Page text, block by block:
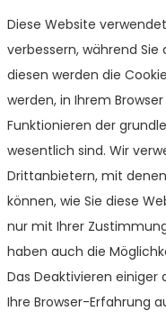
Diese Website
verbessern, während
diesen werden die
werden, in Ihrem
Funktionieren der
wesentlich sind. Wir
Drittanbietern, mit
können, wie Sie diese
nur mit Ihrer
haben auch die
Das Deaktivieren einiger
Ihre Browser-Erfahrung